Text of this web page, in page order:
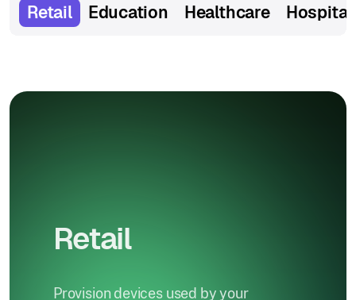
Retail Education Healthcare
Retail
Provision devices used by your